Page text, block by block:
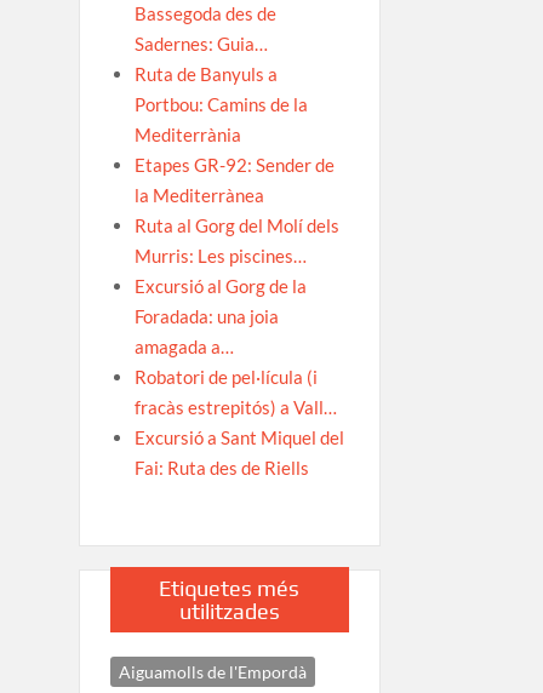
Bassegoda des de
Sadernes: Guia…
Ruta de Banyuls a
Portbou: Camins de la
Mediterrània
Etapes GR-92: Sender de
la Mediterrànea
Ruta al Gorg del Molí dels
Murris: Les piscines…
Excursió al Gorg de la
Foradada: una joia
amagada a…
Robatori de pel·lícula (i
fracàs estrepitós) a Vall…
Excursió a Sant Miquel del
Fai: Ruta des de Riells
Etiquetes més
utilitzades
Aiguamolls de l'Empordà